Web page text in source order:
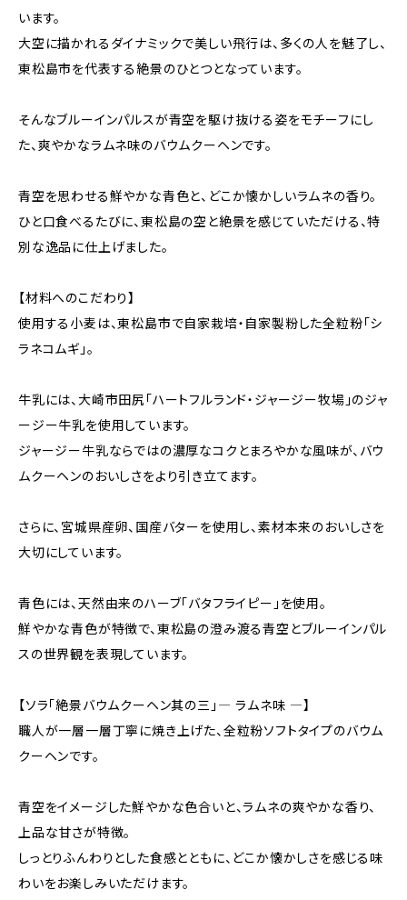
います。
大空に描かれるダイナミックで美しい飛行は、多くの人を魅了し、
東松島市を代表する絶景のひとつとなっています。
そんなブルーインパルスが青空を駆け抜ける姿をモチーフにし
た、爽やかなラムネ味のバウムクーヘンです。
青空を思わせる鮮やかな青色と、どこか懐かしいラムネの香り。
ひと口食べるたびに、東松島の空と絶景を感じていただける、特
別な逸品に仕上げました。
【材料へのこだわり】
使用する小麦は、東松島市で自家栽培・自家製粉した全粒粉「シ
ラネコムギ」。
牛乳には、大崎市田尻「ハートフルランド・ジャージー牧場」のジャ
ージー牛乳を使用しています。
ジャージー牛乳ならではの濃厚なコクとまろやかな風味が、バウ
ムクーヘンのおいしさをより引き立てます。
さらに、宮城県産卵、国産バターを使用し、素材本来のおいしさを
大切にしています。
青色には、天然由来のハーブ「バタフライピー」を使用。
鮮やかな青色が特徴で、東松島の澄み渡る青空とブルーインパル
スの世界観を表現しています。
【ソラ「絶景バウムクーヘン其の三」― ラムネ味 ―】
職人が一層一層丁寧に焼き上げた、全粒粉ソフトタイプのバウム
クーヘンです。
青空をイメージした鮮やかな色合いと、ラムネの爽やかな香り、
上品な甘さが特徴。
しっとりふんわりとした食感とともに、どこか懐かしさを感じる味
わいをお楽しみいただけます。